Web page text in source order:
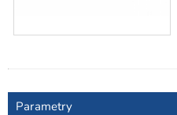
Parametry